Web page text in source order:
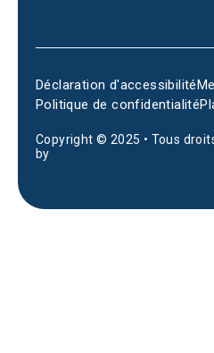
Copyright © 2025 • Tous
by
Déclaration d'accessibilité
Politique de confidentialité